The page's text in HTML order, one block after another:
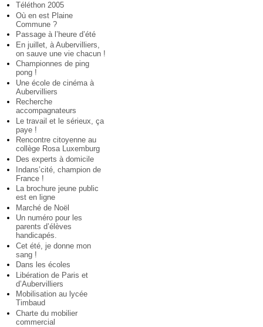
Téléthon 2005
Où en est Plaine
Commune ?
Passage à l’heure d’été
En juillet, à Aubervilliers,
on sauve une vie chacun !
Championnes de ping
pong !
Une école de cinéma à
Aubervilliers
Recherche
accompagnateurs
Le travail et le sérieux, ça
paye !
Rencontre citoyenne au
collège Rosa Luxemburg
Des experts à domicile
Indans’cité, champion de
France !
La brochure jeune public
est en ligne
Marché de Noël
Un numéro pour les
parents d’élèves
handicapés.
Cet été, je donne mon
sang !
Dans les écoles
Libération de Paris et
d’Aubervilliers
Mobilisation au lycée
Timbaud
Charte du mobilier
commercial